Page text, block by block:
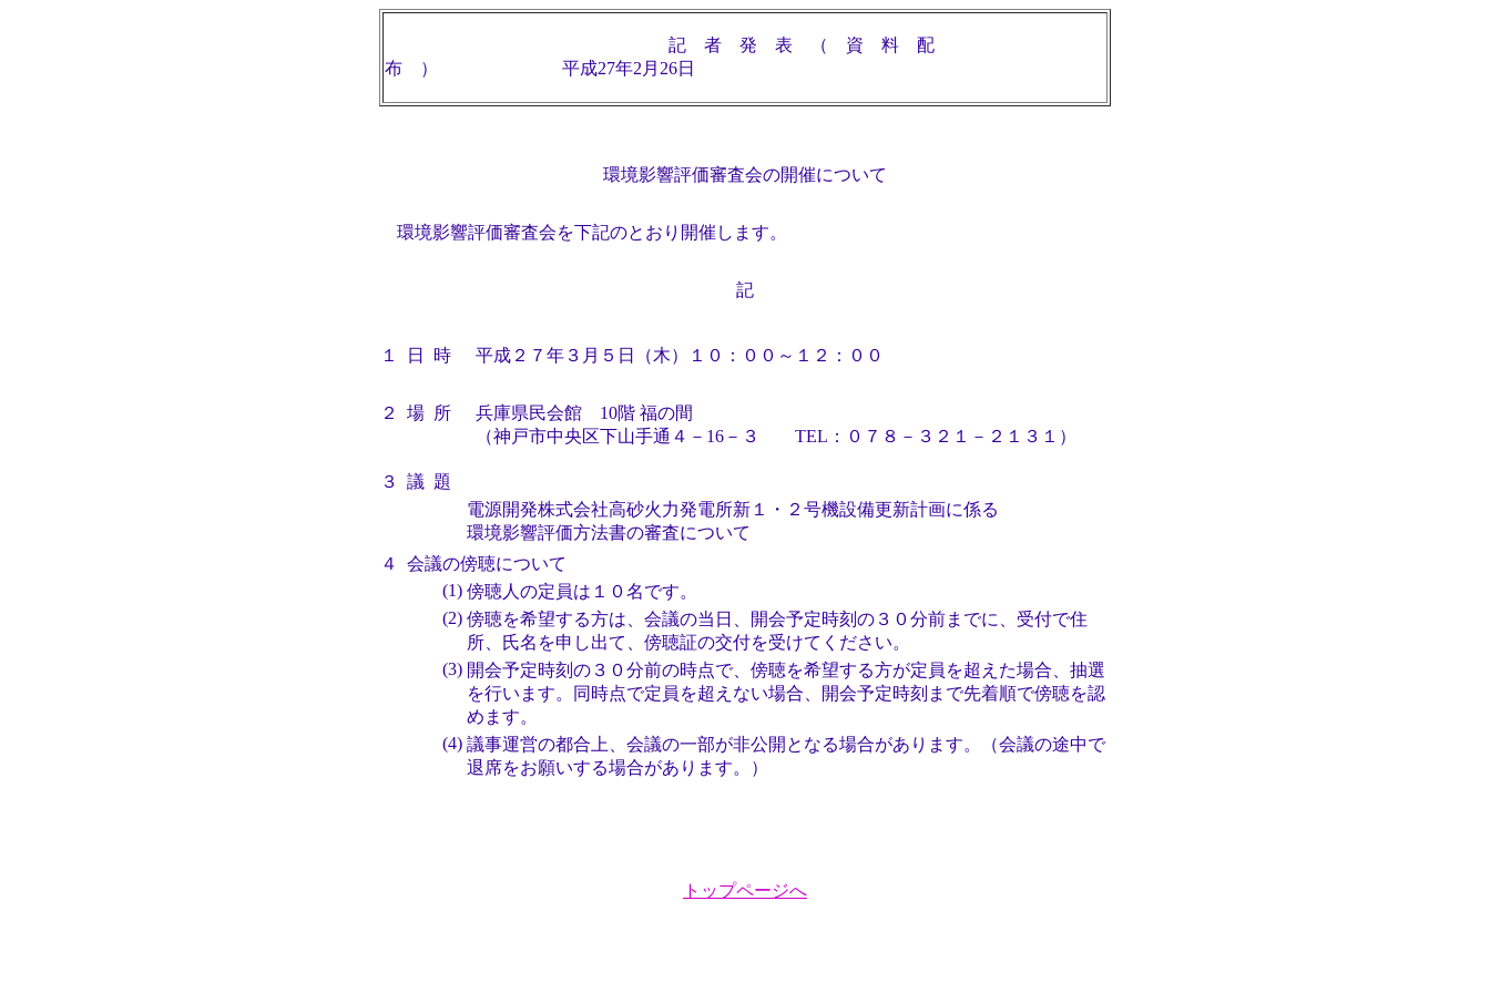
記 者 発 表 （ 資 料 配
布 ）
平成27年2月26日
環境影響評価審査会の開催について
環境影響評価審査会を下記のとおり開催します。
記
１ 日 時 平成２７年３月５日（木）１０：００～１２：００
２ 場 所
兵庫県民会館 10階 福の間
（神戸市中央区下山手通４－16－３ TEL：０７８－３２１－２１３１）
３
議 題
電源開発株式会社高砂火力発電所新１・２号機設備更新計画に係る
環境影響評価方法書の審査について
４
会議の傍聴について
(1) 傍聴人の定員は１０名です。
(2) 傍聴を希望する方は、会議の当日、開会予定時刻の３０分前までに、受付で住
所、氏名を申し出て、傍聴証の交付を受けてください。
(3) 開会予定時刻の３０分前の時点で、傍聴を希望する方が定員を超えた場合、抽選
を行います。同時点で定員を超えない場合、開会予定時刻まで先着順で傍聴を認
めます。
(4) 議事運営の都合上、会議の一部が非公開となる場合があります。（会議の途中で
退席をお願いする場合があります。）
トップページへ